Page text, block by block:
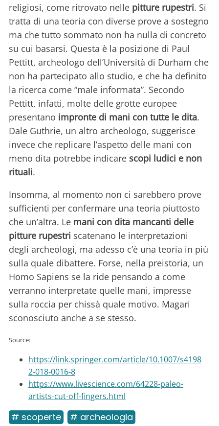
religiosi, come ritrovato nelle pitture rupestri. Si
tratta di una teoria con diverse prove a sostegno
ma che tutto sommato non ha nulla di concreto
su cui basarsi. Questa è la posizione di Paul
Pettitt, archeologo dell’Università di Durham che
non ha partecipato allo studio, e che ha definito
la ricerca come “male informata”. Secondo
Pettitt, infatti, molte delle grotte europee
presentano impronte di mani con tutte le dita.
Dale Guthrie, un altro archeologo, suggerisce
invece che replicare l’aspetto delle mani con
meno dita potrebbe indicare scopi ludici e non
rituali.
Insomma, al momento non ci sarebbero prove
sufficienti per confermare una teoria piuttosto
che un’altra. Le mani con dita mancanti delle
pitture rupestri scatenano le interpretazioni
degli archeologi, ma adesso c’è una teoria in più
sulla quale dibattere. Forse, nella preistoria, un
Homo Sapiens se la ride pensando a come
verranno interpretate quelle mani, impresse
sulla roccia per chissà quale motivo. Magari
sconosciuto anche a se stesso.
Source:
https://link.springer.com/article/10.1007/s4198
2-018-0016-8
https://www.livescience.com/64228-paleo-
artists-cut-off-fingers.html
# scoperte # archeologia